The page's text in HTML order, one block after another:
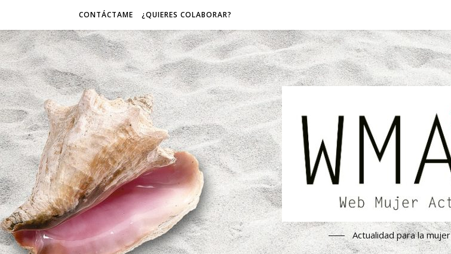
CONTÁCTAME ¿QUIERES COLABORAR?
Actualidad para la mujer